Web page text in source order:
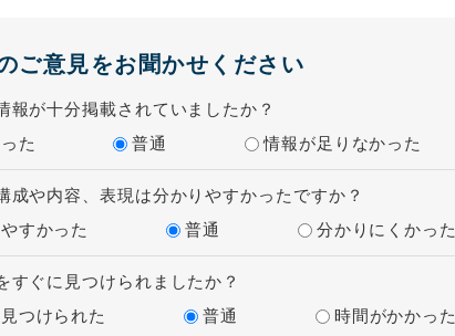
ご意見をお聞かせください
報が十分掲載されていましたか？
た
普通 情報が足りなかった
成や内容、表現は分かりやすかったですか？
すかった
普通 分かりにくかった
すぐに見つけられましたか？
つけられた
普通 時間がかかった